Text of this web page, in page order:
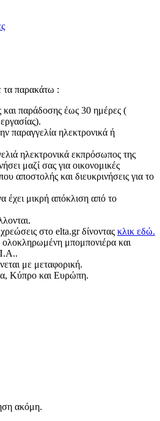
τα παρακάτω :
παράδοσης έως 30 ημέρες (
παραγγελία ηλεκτρονικά ή
ηλεκτρονικά εκπρόσωπος της
μαζί σας για οικονομικές
αποστολής και διευκρινήσεις για το
έχει μικρή απόκλιση από το
στο elta.gr δίνοντας κλικ εδώ.
μπομπονιέρα και
με μεταφορική.
Κύπρο και Ευρώπη.
ακόμη.